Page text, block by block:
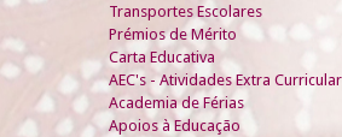
Transportes Escolares
Prémios de Mérito
Carta Educativa
AEC's - Atividades Extra Curricular
Academia de Férias
Apoios à Educação